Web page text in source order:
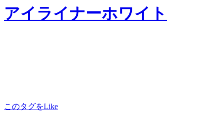
アイライナーホワイト
このタグをLike